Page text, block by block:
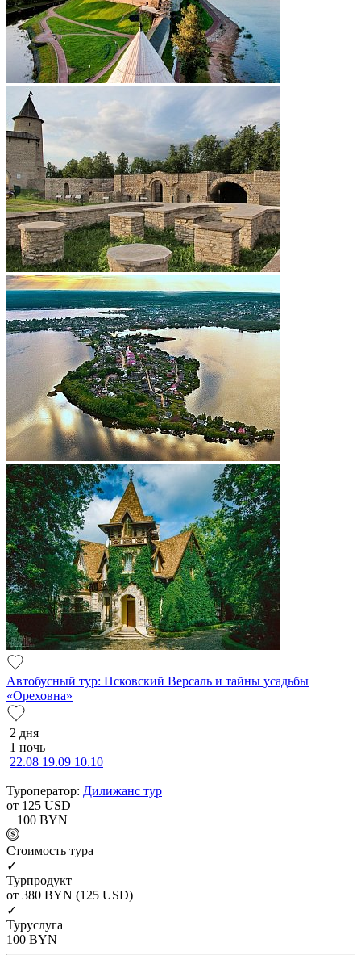
Автобусный тур: Псковский Версаль и тайны усадьбы
«Ореховна»
2 дня
1 ночь
22.08 19.09 10.10
Туроператор: Дилижанс тур
от 125 USD
+ 100 BYN
Cтоимость тура
✓
Турпродукт
от 380 BYN (125 USD)
✓
Туруслуга
100 BYN